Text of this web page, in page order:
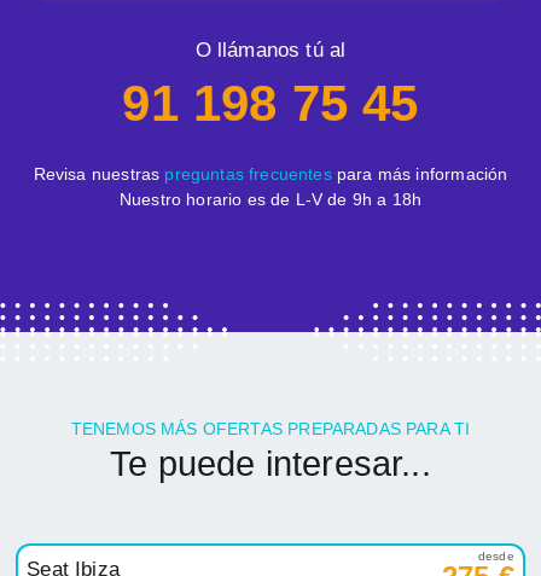
O llámanos tú al
91 198 75 45
Revisa nuestras preguntas frecuentespara más información
Nuestro horario es de L-V de 9h a 18h
TENEMOS MÁS OFERTAS PREPARADAS PARA TI
Te puede interesar...
Seat Ibiza
desde